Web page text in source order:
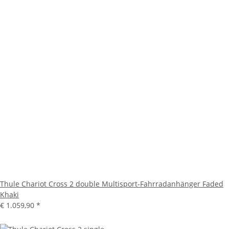
Thule Chariot Cross 2 double Multisport-Fahrradanhänger Faded
Khaki
€ 1.059,90 *